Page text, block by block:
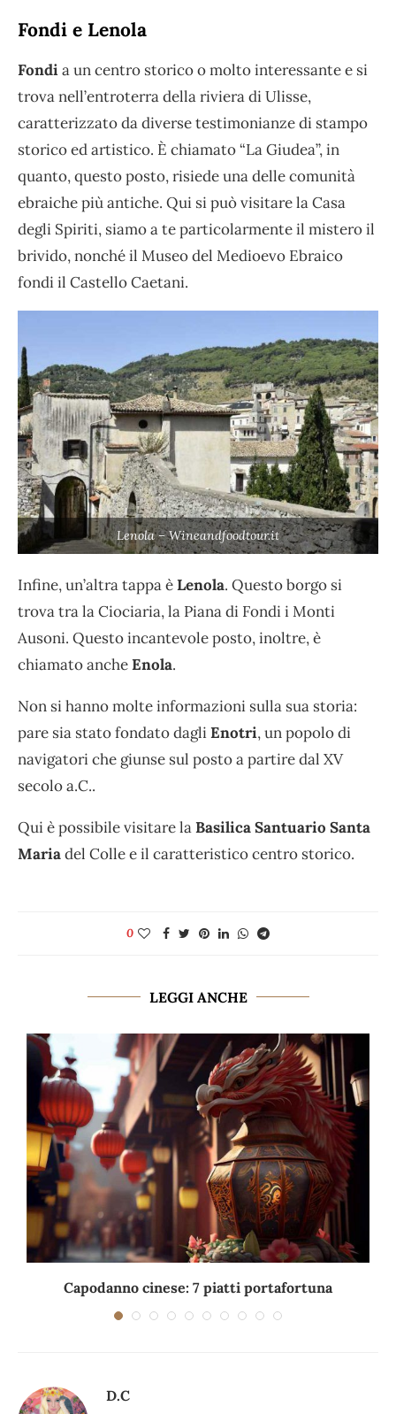
Fondi e Lenola
Fondia un centro storico o molto interessante e si
trova nell’entroterra della riviera di Ulisse,
caratterizzato da diverse testimonianze di stampo
storico ed artistico. È chiamato “La Giudea”, in
quanto, questo posto, risiede una delle comunità
ebraiche più antiche. Qui si può visitare la Casa
degli Spiriti, siamo a te particolarmente il mistero il
brivido, nonché il Museo del Medioevo Ebraico
fondi il Castello Caetani.
Lenola – Wineandfoodtour.it
Infine, un’altra tappa èLenola. Questo borgo si
trova tra la Ciociaria, la Piana di Fondi i Monti
Ausoni. Questo incantevole posto, inoltre, è
chiamato ancheEnola.
Non si hanno molte informazioni sulla sua storia:
pare sia stato fondato dagliEnotri, un popolo di
navigatori che giunse sul posto a partire dal XV
secolo a.C..
Qui è possibile visitare laBasilica Santuario Santa
Mariadel Colle e il caratteristico centro storico.
0
LEGGI ANCHE
Capodanno cinese: 7 piatti portafortuna
D.C